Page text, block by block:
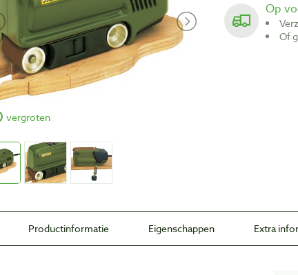
vergroten
Op
Productinformatie Eigenschappen Extra